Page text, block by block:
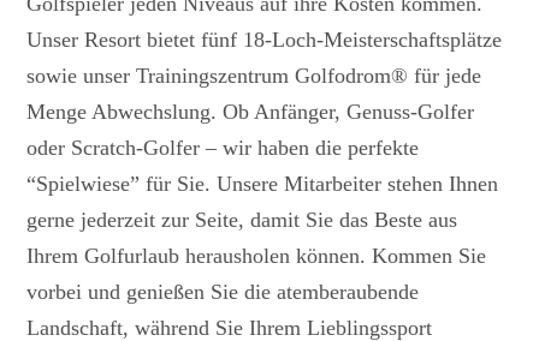
Unser Resort bietet fünf 18-Loch-Meisterschaftsplätze
sowie unser Trainingszentrum Golfodrom® für jede
Menge Abwechslung. Ob Anfänger, Genuss-Golfer
oder Scratch-Golfer – wir haben die perfekte
“Spielwiese” für Sie. Unsere Mitarbeiter stehen Ihnen
gerne jederzeit zur Seite, damit Sie das Beste aus
Ihrem Golfurlaub herausholen können. Kommen Sie
vorbei und genießen Sie die atemberaubende
Landschaft, während Sie Ihrem Lieblingssport